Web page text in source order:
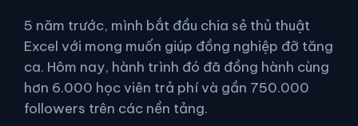
5 năm trước, mình bắt đầu chia sẻ thủ thuật
Excel với mong muốn giúp đồng nghiệp đỡ tăng
ca. Hôm nay, hành trình đó đã đồng hành cùng
hơn 6.000 học viên trả phí và gần 750.000
followers trên các nền tảng.